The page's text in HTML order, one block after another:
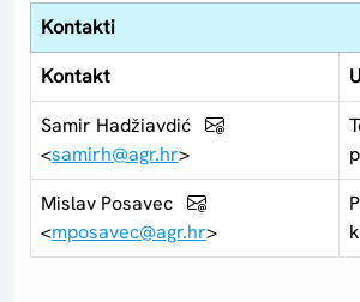
Kontakti
Kontakt
Samir Hadžiavdić
<samirh@agr.hr>
Mislav Posavec
<mposavec@agr.hr>